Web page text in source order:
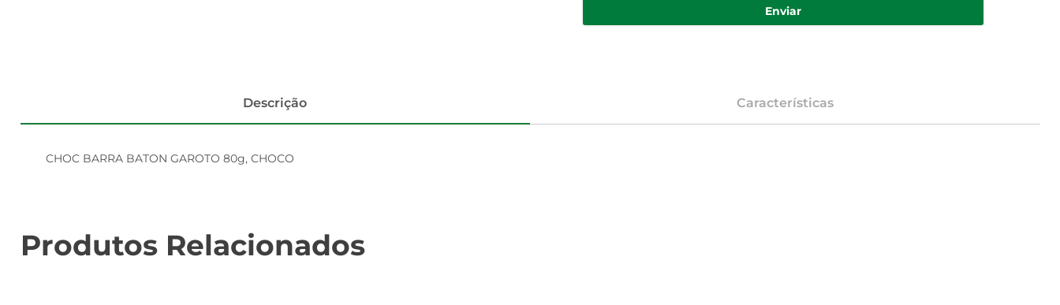
Enviar
Descrição Características
CHOC BARRA BATON GAROTO 80g, CHOCO
Produtos Relacionados